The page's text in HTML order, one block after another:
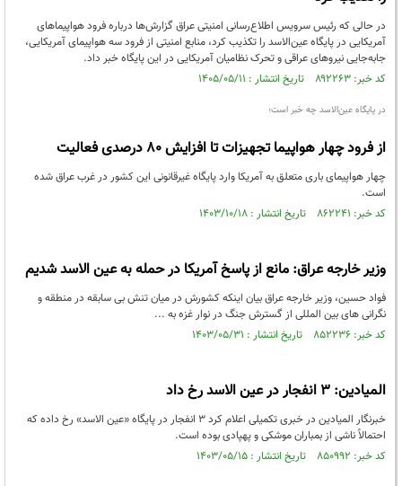
در حالی که رئیس سرویس اطلاع‌رسانی امنیتی عراق گزارش‌ها درباره فرود هواپیماهای
آمریکایی در پایگاه عین‌الاسد را تکذیب کرد، منابع امنیتی از فرود سه هواپیمای آمریکایی،
جابه‌جایی نیروهای عراقی و تحرک نظامیان آمریکایی در این پایگاه خبر داد.
کد خبر: ۸۹۲۲۶۳ تاریخ انتشار : ۱۴۰۵/۰۵/۱۱
در پایگاه عین‌الاسد چه خبر است؛
از فرود چهار هواپیما تجهیزات تا افزایش ۸۰ درصدی فعالیت
چهار هواپیمای باری متعلق به آمریکا وارد پایگاه غیرقانونی این کشور در غرب عراق شده‌
است.
کد خبر: ۸۶۲۲۴۱ تاریخ انتشار : ۱۴۰۳/۱۰/۱۸
وزیر خارجه عراق: مانع از پاسخ آمریکا در حمله به عین الاسد شدیم
فواد حسین، وزیر خارجه عراق بیان اینکه کشورش در میان تنش بی سابقه در منطقه و
نگرانی های بین المللی از گسترش جنگ در نوار غزه به ...
کد خبر: ۸۵۲۲۳۶ تاریخ انتشار : ۱۴۰۳/۰۵/۳۱
المیادین: ۳ انفجار در عین الاسد رخ داد
خبرنگار المیادین در خبری تکمیلی اعلام کرد ۳ انفجار در پایگاه «عین الاسد» رخ داده که
احتمالاً ناشی از بمباران موشکی و پهپادی بوده است.
کد خبر: ۸۵۰۹۹۲ تاریخ انتشار : ۱۴۰۳/۰۵/۱۵